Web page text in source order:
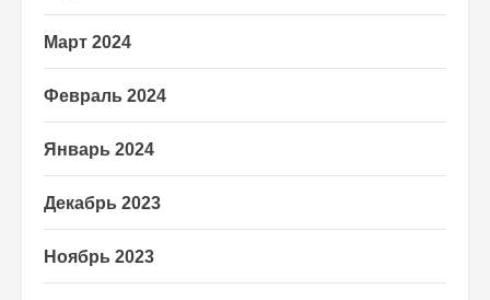
Март 2024
Февраль 2024
Январь 2024
Декабрь 2023
Ноябрь 2023